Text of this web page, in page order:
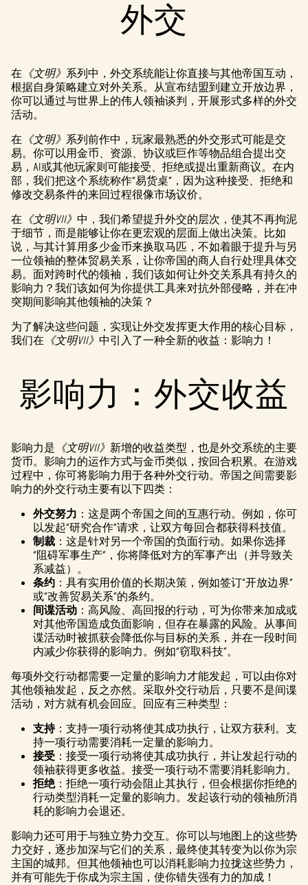
外交
在 《文明》 系列中，外交系统能让你直接与其他帝国互动，
根据自身策略建立对外关系。从宣布结盟到建立开放边界，
你可以通过与世界上的伟人领袖谈判，开展形式多样的外交
活动。
在 《文明》 系列前作中，玩家最熟悉的外交形式可能是交
易。你可以用金币、资源、协议或巨作等物品组合提出交
易，AI或其他玩家则可能接受、拒绝或提出重新商议。在内
部，我们把这个系统称作“易货桌”，因为这种接受、拒绝和
修改交易条件的来回过程很像市场议价。
在 《文明VII》 中，我们希望提升外交的层次，使其不再拘泥
于细节，而是能够让你在更宏观的层面上做出决策。比如
说，与其计算用多少金币来换取马匹，不如着眼于提升与另
一位领袖的整体贸易关系，让你帝国的商人自行处理具体交
易。面对跨时代的领袖，我们该如何让外交关系具有持久的
影响力？我们该如何为你提供工具来对抗外部侵略，并在冲
突期间影响其他领袖的决策？
为了解决这些问题，实现让外交发挥更大作用的核心目标，
我们在 《文明VII》 中引入了一种全新的收益：影响力！
影响力：外交收益
影响力是 《文明VII》 新增的收益类型，也是外交系统的主要
货币。影响力的运作方式与金币类似，按回合积累。在游戏
过程中，你可将影响力用于各种外交行动。帝国之间需要影
响力的外交行动主要有以下四类：
外交努力 ：这是两个帝国之间的互惠行动。例如，你可
以发起“研究合作”请求，让双方每回合都获得科技值。
制裁 ：这是针对另一个帝国的负面行动。如果你选择
“阻碍军事生产”，你将降低对方的军事产出（并导致关
系减益）。
条约 ：具有实用价值的长期决策，例如签订“开放边界”
或“改善贸易关系”的条约。
间谍活动 ：高风险、高回报的行动，可为你带来加成或
对其他帝国造成负面影响，但存在暴露的风险。从事间
谍活动时被抓获会降低你与目标的关系，并在一段时间
内减少你获得的影响力。例如“窃取科技”。
每项外交行动都需要一定量的影响力才能发起，可以由你对
其他领袖发起，反之亦然。采取外交行动后，只要不是间谍
活动，对方就有机会回应。回应有三种类型：
支持：支持一项行动将使其成功执行，让双方获利。支
持一项行动需要消耗一定量的影响力。
接受 ：接受一项行动将使其成功执行，并让发起行动的
领袖获得更多收益。接受一项行动不需要消耗影响力。
拒绝：拒绝一项行动会阻止其执行，但会根据你拒绝的
行动类型消耗一定量的影响力。发起该行动的领袖所消
耗的影响力会退还。
影响力还可用于与独立势力交互。你可以与地图上的这些势
力交好，逐步加深与它们的关系，最终使其转变为以你为宗
主国的城邦。但其他领袖也可以消耗影响力拉拢这些势力，
并有可能先于你成为宗主国，使你错失强有力的加成！